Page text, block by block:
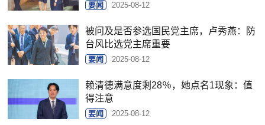
要闻 2025-08-12
被问及是否参选国民党主席，卢秀燕：防
台风比选党主席重要
要闻 2025-08-12
赖清德满意度剩28％，她点名1现象：值
得注意
要闻 2025-08-12